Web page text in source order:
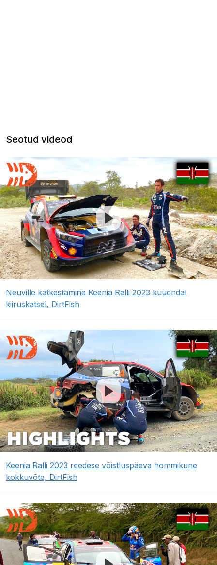
Seotud videod
Neuville katkestamine Keenia Ralli 2023 kuuendal
kiiruskatsel, DirtFish
Keenia Ralli 2023 reedese võistluspäeva hommikune
kokkuvõte, DirtFish